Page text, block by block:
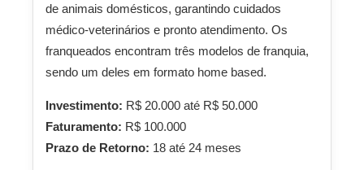
de animais domésticos, garantindo cuidados
médico-veterinários e pronto atendimento. Os
franqueados encontram três modelos de franquia,
sendo um deles em formato home based.
Investimento: R$ 20.000 até R$ 50.000
Faturamento: R$ 100.000
Prazo de Retorno: 18 até 24 meses